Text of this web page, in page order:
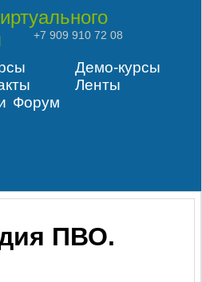
Виртуального
+7 909 910 72 08
Демо-курсы
Ленты
Форум
ПВО.